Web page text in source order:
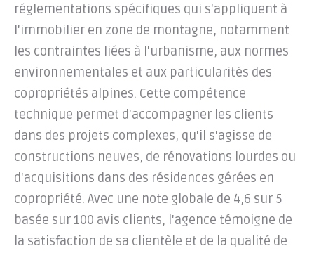
réglementations spécifiques qui s'appliquent à
l'immobilier en zone de montagne, notamment
les contraintes liées à l'urbanisme, aux normes
environnementales et aux particularités des
copropriétés alpines. Cette compétence
technique permet d'accompagner les clients
dans des projets complexes, qu'il s'agisse de
constructions neuves, de rénovations lourdes ou
d'acquisitions dans des résidences gérées en
copropriété. Avec une note globale de 4,6 sur 5
basée sur 100 avis clients, l'agence témoigne de
la satisfaction de sa clientèle et de la qualité de